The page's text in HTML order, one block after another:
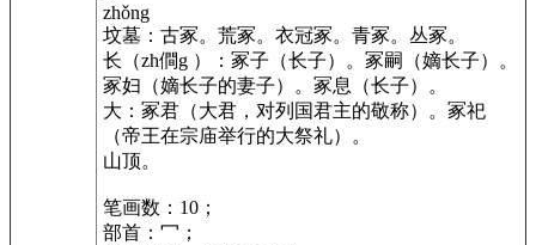
zhǒng
坟墓：古冢。荒冢。衣冠冢。青冢。丛冢。
长（zh僴g ）：冢子（长子）。冢嗣（嫡长子）。
冢妇（嫡长子的妻子）。冢息（长子）。
大：冢君（大君，对列国君主的敬称）。冢祀
（帝王在宗庙举行的大祭礼）。
山顶。
笔画数：10；
部首：冖；